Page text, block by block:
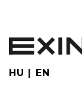
main
content
HU EN